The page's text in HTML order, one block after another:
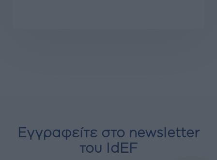
Εγγραφείτε στο newsletter
του IdEF